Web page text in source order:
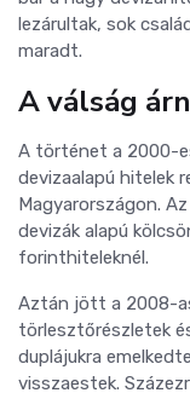
lezárultak, sok
maradt.
A válság
A történet a 2000-
devizaalapú hitelek
Magyarországon.
devizák alapú
forinthiteleknél.
Aztán jött a 2008-
törlesztőrészletek
duplájukra
visszaestek.